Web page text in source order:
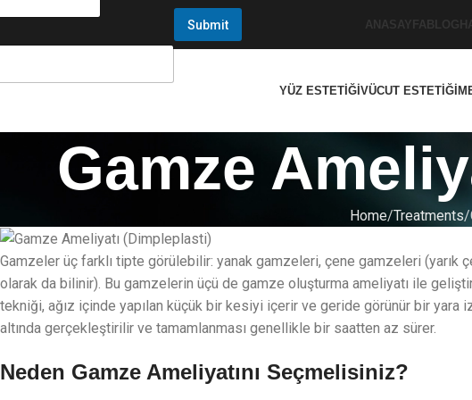
Submit ANASAYFA BLOG
YÜZ ESTETIĞI VÜCUT ESTETIĞI
Gamze
Home Treatments
Gamzeler üç farklı tipte görülebilir: yanak gamzeleri, çene gamzeleri (yarık
olarak da bilinir). Bu gamzelerin üçü de gamze oluşturma ameliyatı ile
tekniği, ağız içinde yapılan küçük bir kesiyi içerir ve geride görünür bir yara
altında gerçekleştirilir ve tamamlanması genellikle bir saatten az sürer.
Neden Gamze Ameliyatını Seçmelisiniz?